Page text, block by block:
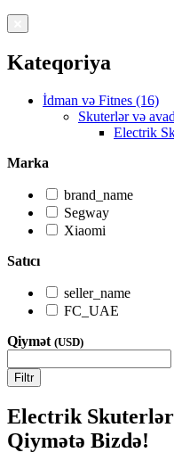
Kateqoriya
İdman və Fitnes (16)
Skuterlər və
Electrik
Marka
brand_name
Segway
Xiaomi
Satıcı
seller_name
FC_UAE
Qiymət (USD)
Filtr
Electrik
Qiymətə Bizdə!